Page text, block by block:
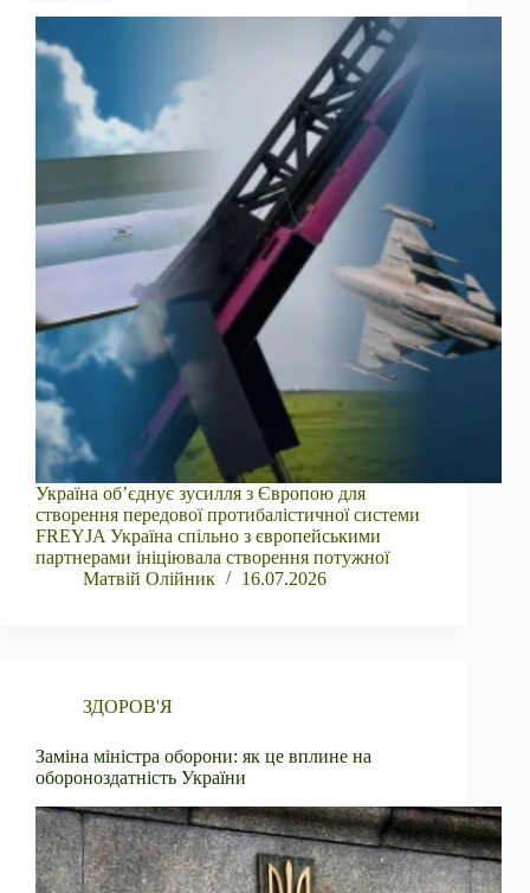
Україна об’єднує зусилля з Європою для
створення передової протибалістичної системи
FREYJA Україна спільно з європейськими
партнерами ініціювала створення потужної
Матвій Олійник
16.07.2026
ЗДОРОВ'Я
Заміна міністра оборони: як це вплине на
обороноздатність України